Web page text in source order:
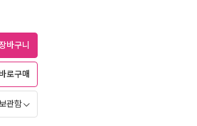
바구니
바로구매
관함